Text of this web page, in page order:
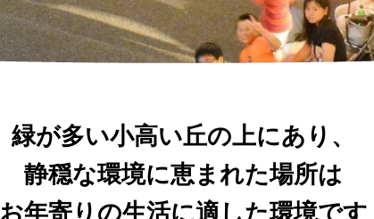
緑が多い小高い丘の上にあり、
静穏な環境に恵まれた場所は
お年寄りの生活に適した環境です